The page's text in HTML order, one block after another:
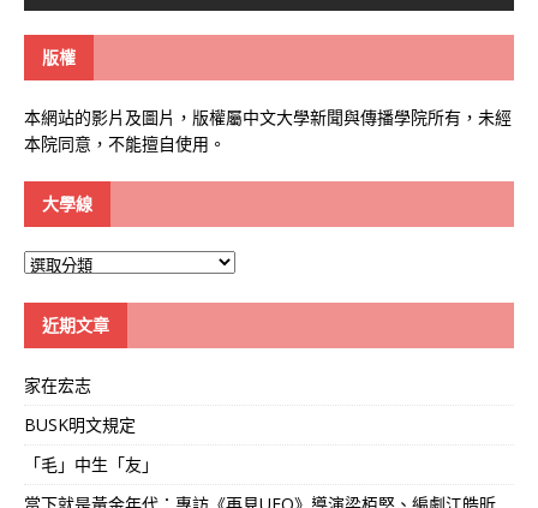
版權
本網站的影片及圖片，版權屬中文大學新聞與傳播學院所有，未經
本院同意，不能擅自使用。
大學線
大
近期文章
家在宏志
BUSK明文規定
「毛」中生「友」